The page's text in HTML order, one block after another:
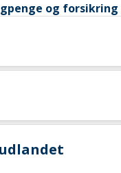
og forsikring